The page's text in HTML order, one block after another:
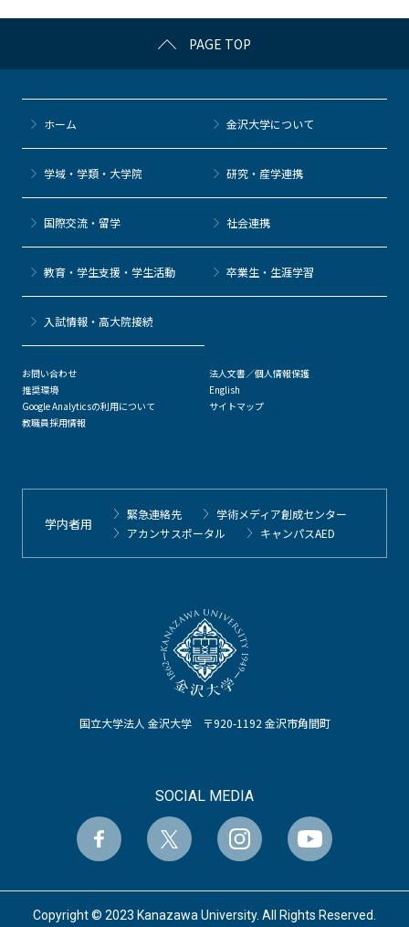
k
PAGE TOP
国立大学法人 金沢大学 〒920-1192 金沢市角間町
SOCIAL MEDIA
ホーム 金沢大学について
学域・学類・大学院 研究・産学連携
国際交流・留学 社会連携
教育・学生支援・学生活動 卒業生・生涯学習
⼊試情報・高大院接続
お問い合わせ
推奨環境
Google Analyticsの利用について
教職員採用情報
法人文書／個人情報保護
English
サイトマップ
学内者用
緊急連絡先
学術メディア創成センター
アカンサスポータル
キャンパスAED
Copyright © 2023 Kanazawa University. All Rights Reserved.